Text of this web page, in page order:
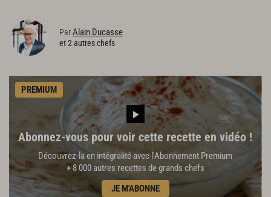
ParAlain Ducasse
et 2 autres chefs
PREMIUM
Abonnez-vous pour voir cette recette en vidéo !
Découvrez-la en intégralité avec l'Abonnement Premium
+ 8 000 autres recettes de grands chefs
JE M'ABONNE